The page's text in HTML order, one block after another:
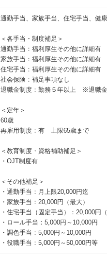
通勤手当、家族手当、住宅手当、健
＜各手当・制度補足＞
通勤手当：福利厚生その他に詳細有
家族手当：福利厚生その他に詳細有
住宅手当：福利厚生その他に詳細有
社会保険：補足事項なし
退職金制度：勤務５年以上 ※退職金
＜定年＞
60歳
再雇用制度：有 上限65歳まで
＜教育制度・資格補助補足＞
・OJT制度有
＜その他補足＞
・通勤手当：月上限20,000円迄
・家族手当：20,000円（最大）
・住宅手当（固定手当）：20,000円（
・ロール手当：5,000円～10,000円
・調色手当：5,000円～10,000円
・役職手当：5,000円～50,000円等